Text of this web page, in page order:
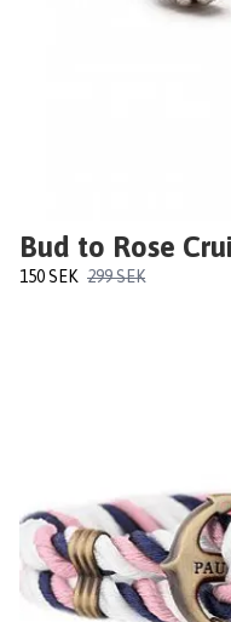
Bud to Rose
150 SEK 299 SEK